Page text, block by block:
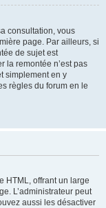
consultation, vous
page. Par ailleurs, si
de sujet est
la remontée n’est pas
simplement en y
règles du forum en le
HTML, offrant un large
L’administrateur peut
aussi les désactiver